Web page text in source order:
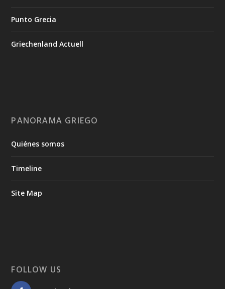
Punto Grecia
Griechenland Actuell
PANORAMA GRIEGO
Quiénes somos
Timeline
Site Map
FOLLOW US